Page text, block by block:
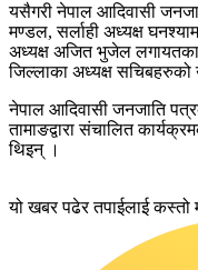
यसैगरी नेपाल आदिवासी
मण्डल, सर्लाही अध्यक्ष
अध्यक्ष अजित भुजेल लगायतका
जिल्लाका अध्यक्ष सचिबहरुको
नेपाल आदिवासी जनजाति
तामाङद्वारा संचालित
थिइन् ।
यो खबर पढेर तपाईलाई